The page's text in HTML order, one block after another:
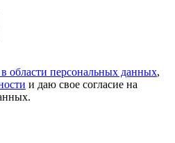
области персональных данных,
и даю свое согласие на